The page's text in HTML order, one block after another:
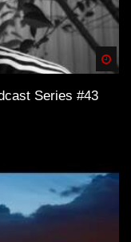
Series #43